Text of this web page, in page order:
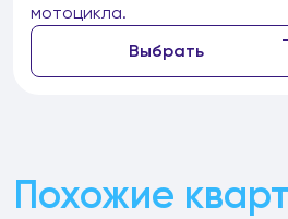
мотоцикла.
Выбрать
Похожие